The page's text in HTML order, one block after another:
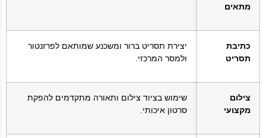
מתאים
כתיבת
תסריט
יצירת תסריט ברור ומשכנע שמותאם לפרזנטור
ולמסר המרכזי.
צילום
מקצועי
שימוש בציוד צילום ותאורה מתקדמים להפקת
סרטון איכותי.